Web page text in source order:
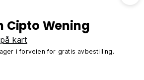
Cipto Wening
kart
i forveien for gratis avbestilling.